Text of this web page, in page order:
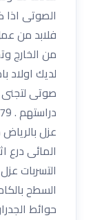
الصوتى
فلابد من
من الخارج
لديك اولاد
صوتى
عزل
المائى درع
التسربات
حوائط